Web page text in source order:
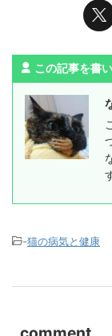
この記事を書
-猫の病気と健康